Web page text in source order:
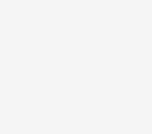
クルを通じて一緒に実現していく場所です。
施してます。